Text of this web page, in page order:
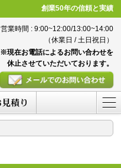
創業50年の信頼と実績
営業時間 : 9:00~12:00/13:00~14:00
（休業日 / 土日祝日）
※現在お電話によるお問い合わせを
休止させていただいております。